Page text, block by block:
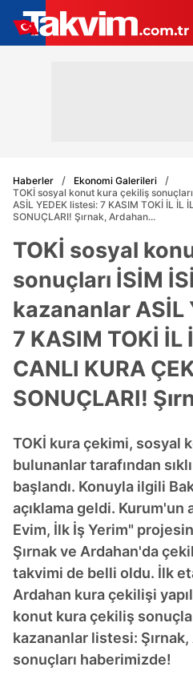
Haberler
Ekonomi Galerileri
TOKİ sosyal konut kura çekiliş
ASİL YEDEK listesi: 7 KASIM TOKİ İL İL
SONUÇLARI! Şırnak, Ardahan...
TOKİ sosyal
sonuçları İSİM
kazananlar ASİL
7 KASIM TOKİ İL
CANLI KURA
SONUÇLARI!
TOKİ kura çekimi, sosyal
bulunanlar tarafından
başlandı. Konuyla ilgili
açıklama geldi. Kurum'un
Evim, İlk İş Yerim"
Şırnak ve Ardahan'da
takvimi de belli oldu. İlk
Ardahan kura çekilişi
konut kura çekiliş
kazananlar listesi:
sonuçları haberimizde!